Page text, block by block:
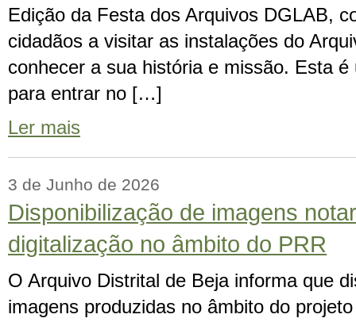
Edição da Festa dos Arquivos DGLAB,
cidadãos a visitar as instalações do
conhecer a sua história e missão. Esta é
para entrar no […]
Ler mais
3 de Junho de 2026
Disponibilização de imagens
digitalização no âmbito do PRR
O Arquivo Distrital de Beja informa que
imagens produzidas no âmbito do